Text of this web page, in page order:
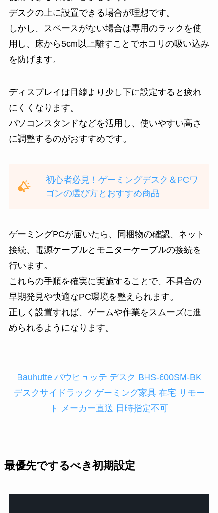
デスクの上に設置できる場合が理想です。
しかし、スペースがない場合は専用のラックを使
用し、床から5cm以上離すことでホコリの吸い込み
を防げます。
ディスプレイは目線より少し下に設定すると疲れ
にくくなります。
パソコンスタンドなどを活用し、使いやすい高さ
に調整するのがおすすめです。
初心者必見！ゲーミングデスク＆PCワ
ゴンの選び方とおすすめ商品
ゲーミングPCが届いたら、同梱物の確認、ネット
接続、電源ケーブルとモニターケーブルの接続を
行います。
これらの手順を確実に実施することで、不具合の
早期発見や快適なPC環境を整えられます。
正しく設置すれば、ゲームや作業をスムーズに進
められるようになります。
Bauhutte バウヒュッテ デスク BHS-600SM-BK
デスクサイドラック ゲーミング家具 在宅 リモー
ト メーカー直送 日時指定不可
最優先でするべき初期設定